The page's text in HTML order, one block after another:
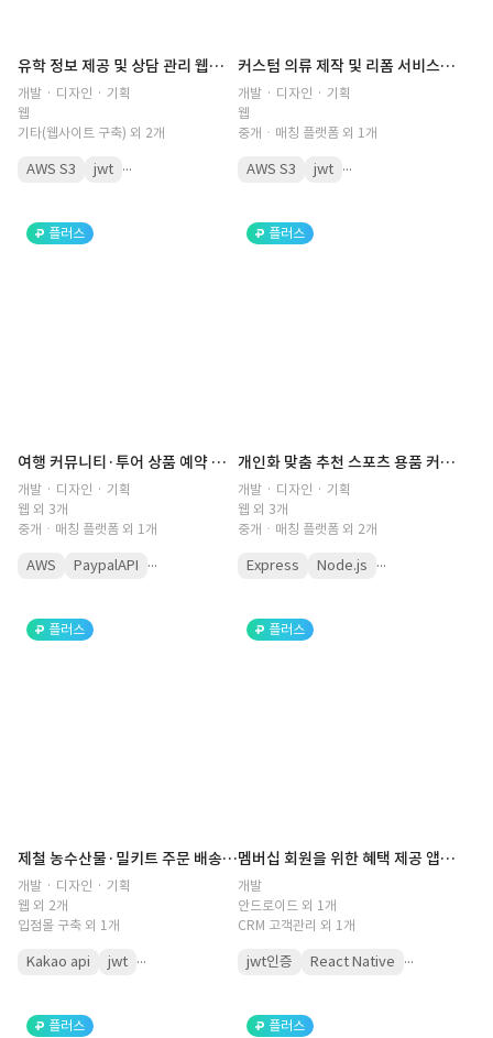
유학 정보 제공 및 상담 관리 웹사이트(어학연수, 학위유학, 상담 예약, 프로그램, 유학원, 프로그램 후기, 비용 계산, 견적 시스템, 지사 정보, 인터뷰, 합격후기)
개발 · 디자인 · 기획
웹
기타(웹사이트 구축) 외 2개
AWS S3 jwt ...
커스텀 의류 제작 및 리폼 서비스 플랫폼(커스터마이징, 주문 제작, 의류 디자인, 원단, 제품 사진, 맞춤 요청, 제작 요청, 진행 상황, 실시간, 고객 관리, CRM)
개발 · 디자인 · 기획
웹
중개ㆍ매칭 플랫폼 외 1개
AWS S3 jwt ...
플러스
여행 커뮤니티·투어 상품 예약 플랫폼(이커머스, 예약 프로세스, 결제 내역, 정산 내역, 파일리지, 커뮤니티, 여행 상품, 투어 상품, 판매자, CRM, 쿠폰,입점몰,입점사)
개발 · 디자인 · 기획
웹 외 3개
중개ㆍ매칭 플랫폼 외 1개
AWS PaypalAPI ...
플러스
개인화 맞춤 추천 스포츠 용품 커머스 플랫폼(스포츠 웨어, 운동 용품, 스토어 랭킹, 카테고리 필터, 상품 필터, 판매자, 매출 분석, 재고 관리, 맞춤형, 스타일 분석, 입점몰)
개발 · 디자인 · 기획
웹 외 3개
중개ㆍ매칭 플랫폼 외 2개
Express Node.js ...
플러스
제철 농수산물·밀키트 주문 배송 커머스 플랫폼(이커머스, 통합 배송, 주문 처리, 전자거래, 묶음 배송, 매출 분석, 매출 관리, 대량 주문, 실시간 배송 추적, 입점몰)
개발 · 디자인 · 기획
웹 외 2개
입점몰 구축 외 1개
Kakao api jwt ...
플러스
멤버십 회원을 위한 혜택 제공 앱(신협, 회원 등급, 회원 혜택, 멤버십 혜택, 직원용, 혜택 관리, 예약 과정, 등급별, 예약 관리, 서비스 제공, 실시간 알림)
개발
안드로이드 외 1개
CRM 고객관리 외 1개
jwt인증 React Native ...
플러스 플러스